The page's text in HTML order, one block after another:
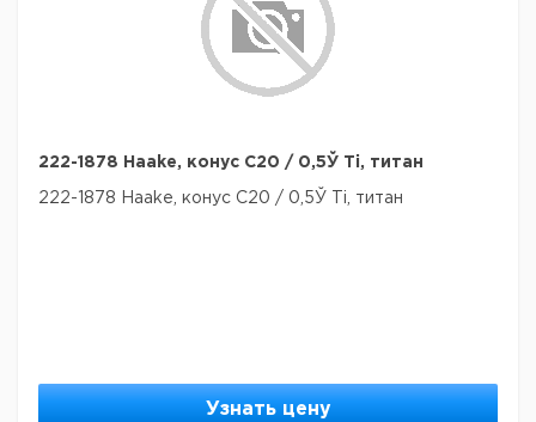
222-1878 Haake, конус C20 / 0,5Ў Ti, титан
222-1878 Haake, конус C20 / 0,5Ў Ti, титан
Узнать цену